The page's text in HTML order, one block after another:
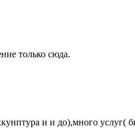
только сюда.
и и до),много услуг(